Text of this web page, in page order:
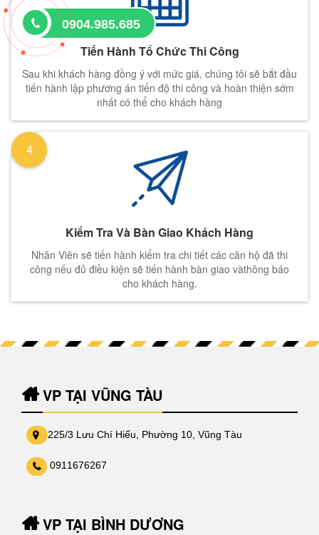
Tiến Hành Tổ Chức Thi Công
Sau khi khách hàng đồng ý với mức giá, chúng tôi sẽ bắt đầu
tiến hành lập phương án tiến độ thi công và hoàn thiện sớm
nhất có thể cho khách hàng
Kiểm Tra Và Bàn Giao Khách Hàng
Nhân Viên sẽ tiến hành kiểm tra chi tiết các căn hộ đã thi
công nếu đủ điều kiện sẽ tiến hành bàn giao vàthông báo
cho khách hàng.
4
VP TẠI VŨNG TÀU
225/3 Lưu Chí Hiếu, Phường 10, Vũng Tàu
0911676267
VP TẠI BÌNH DƯƠNG
0904.985.685